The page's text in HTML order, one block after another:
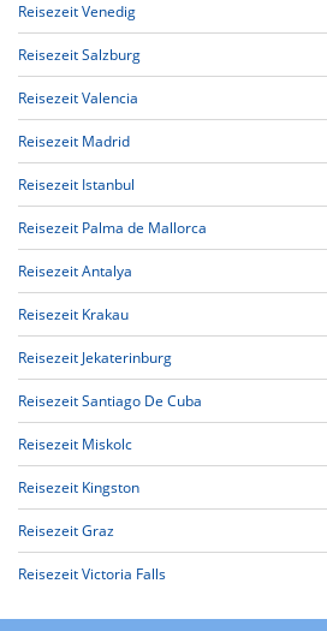
Reisezeit Venedig
Reisezeit Salzburg
Reisezeit Valencia
Reisezeit Madrid
Reisezeit Istanbul
Reisezeit Palma de Mallorca
Reisezeit Antalya
Reisezeit Krakau
Reisezeit Jekaterinburg
Reisezeit Santiago De Cuba
Reisezeit Miskolc
Reisezeit Kingston
Reisezeit Graz
Reisezeit Victoria Falls